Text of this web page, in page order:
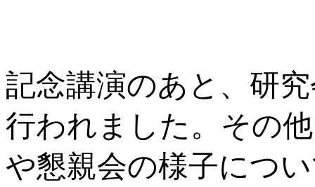
記念講演のあと、研
行われました。その
や懇親会の様子につ